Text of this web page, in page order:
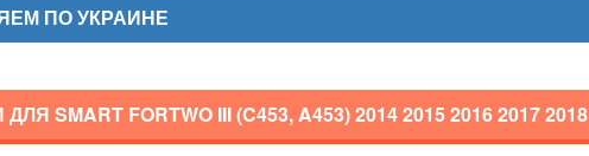
ПО УКРАИНЕ
SMART FORTWO III (C453, A453)2014 2015 2016 2017 2018